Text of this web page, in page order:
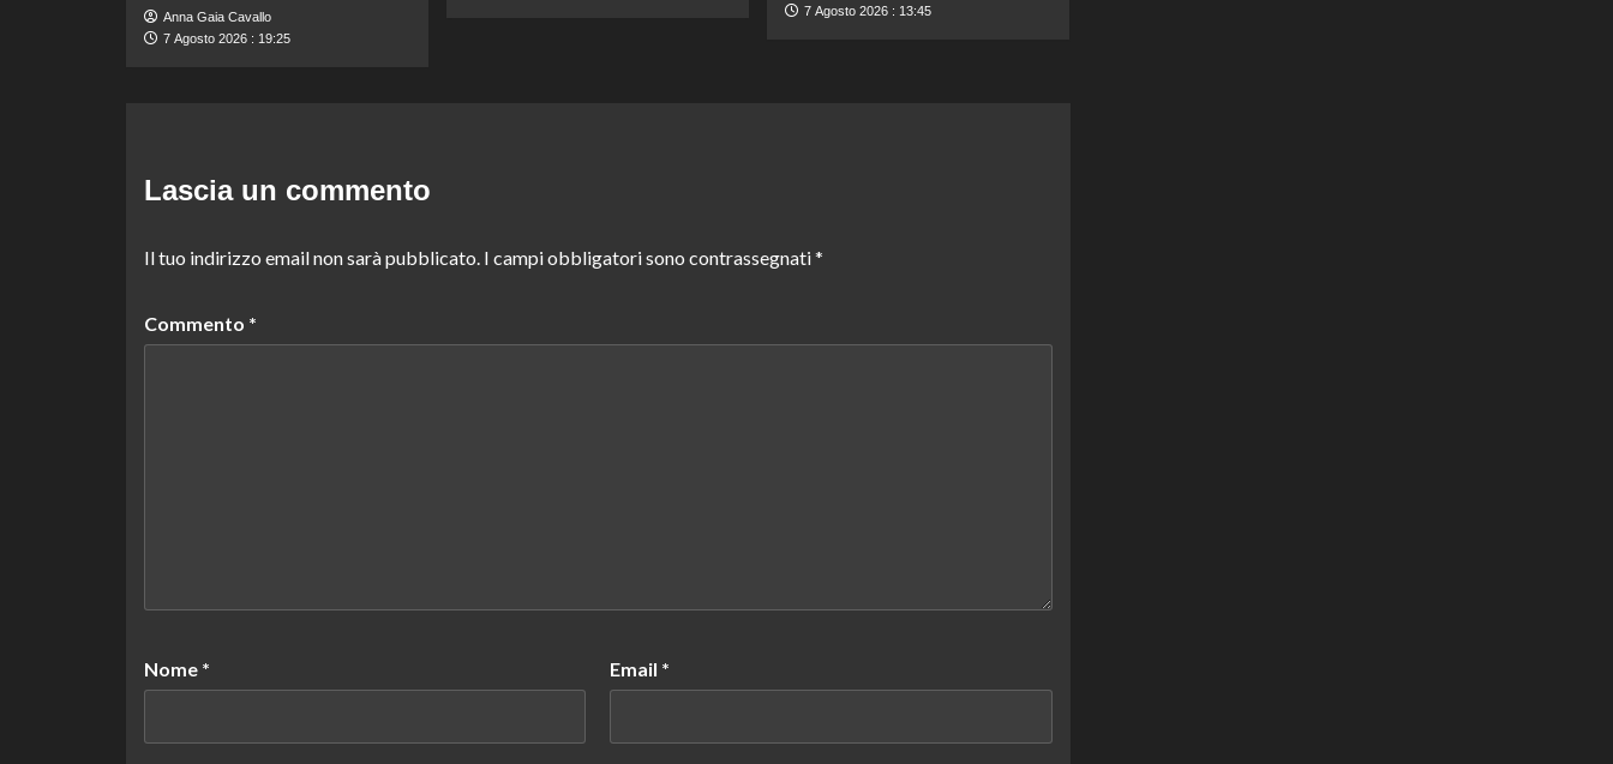
Anna Gaia Cavallo
7 Agosto 2026 : 19:25
7 Agosto 2026 : 13:45
Lascia un commento
Il tuo indirizzo email non sarà pubblicato. I campi obbligatori sono contrassegnati*
Commento *
Nome * Email *